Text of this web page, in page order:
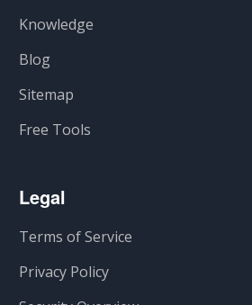
Knowledge
Blog
Sitemap
Free Tools
Legal
Terms of Service
Privacy Policy